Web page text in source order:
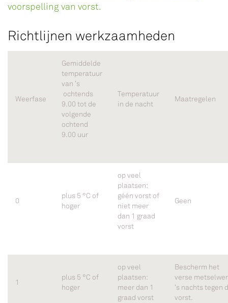
voorspelling van vorst.
Richtlijnen werkzaamheden
Weerfase
Gemiddelde
temperatuur
van ’s
ochtends
9.00 tot de
volgende
ochtend
9.00 uur
Temperatuur
in de nacht
Maatregelen
0
plus 5 °C of
hoger
op veel
plaatsen:
géén vorst of
niet meer
dan 1 graad
vorst
Geen
1
plus 5 °C of
hoger
op veel
plaatsen:
meer dan 1
graad vorst
Bescherm het
verse
’s nachts tegen
vorst.